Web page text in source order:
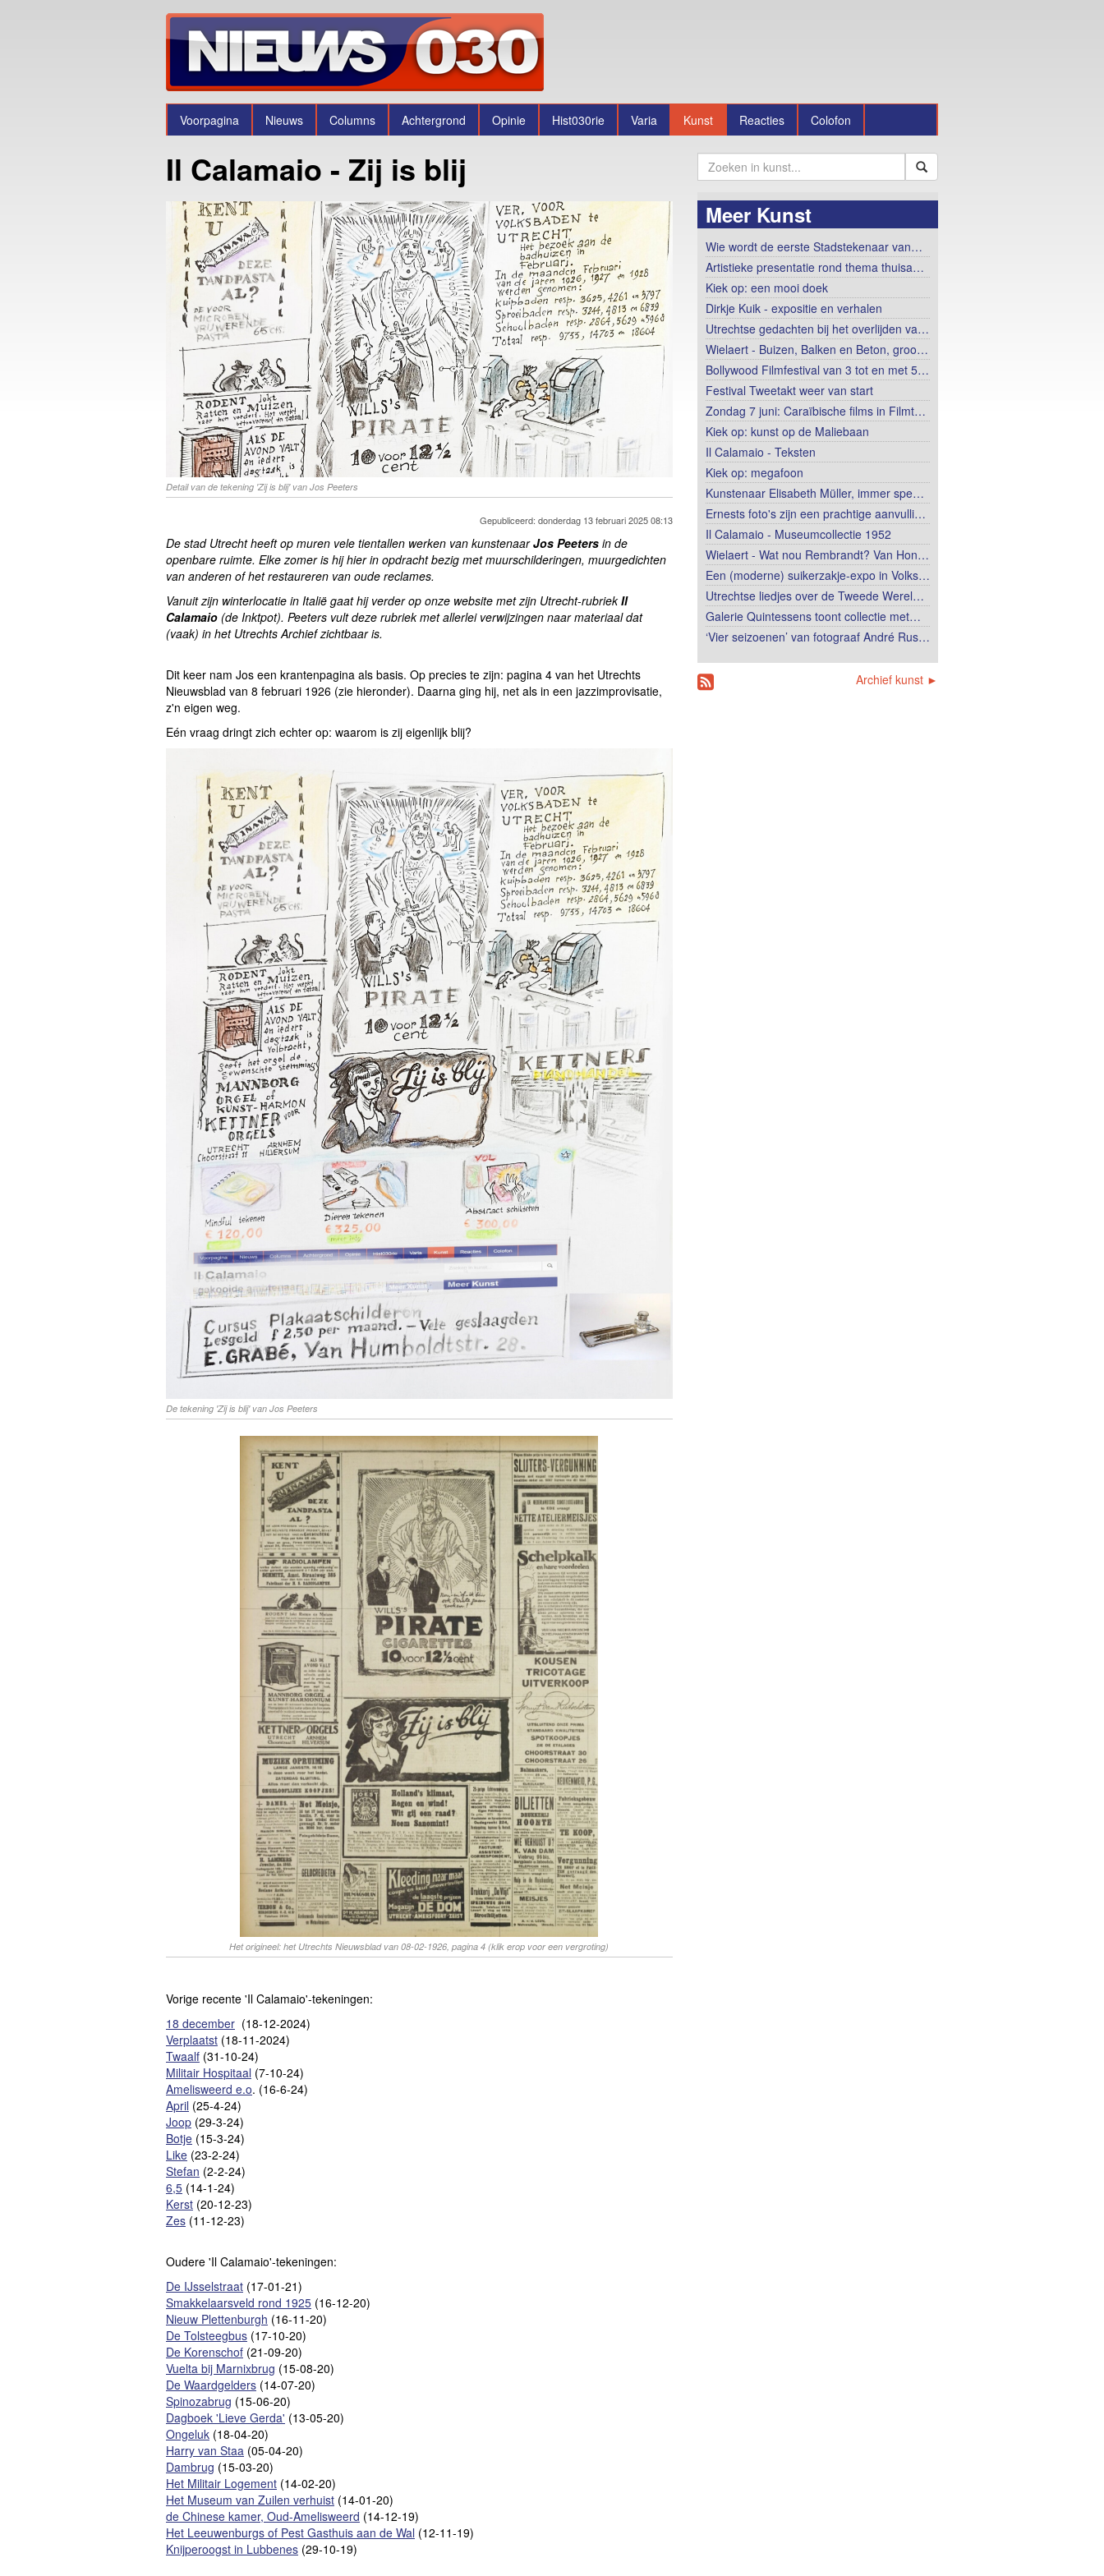
Voorpagina Nieuws Columns Achtergrond Opinie Hist030rie Varia Kunst Reacties Colofon
Il Calamaio - Zij is blij
Detail van de tekening 'Zij is blij' van Jos Peeters
Gepubliceerd: donderdag 13 februari 2025 08:13
De stad Utrecht heeft op muren vele tientallen werken van kunstenaarJos Peeters in de
openbare ruimte. Elke zomer is hij hier in opdracht bezig met muurschilderingen, muurgedichten
van anderen of het restaureren van oude reclames.
Vanuit zijn winterlocatie in Italië gaat hij verder op onze website met zijn Utrecht-rubriekIl
Calamaio (de Inktpot). Peeters vult deze rubriek met allerlei verwijzingen naar materiaal dat
(vaak) in het Utrechts Archief zichtbaar is.
Dit keer nam Jos een krantenpagina als basis. Op precies te zijn: pagina 4 van het Utrechts
Nieuwsblad van 8 februari 1926 (zie hieronder). Daarna ging hij, net als in een jazzimprovisatie,
z'n eigen weg.
Eén vraag dringt zich echter op: waarom is zij eigenlijk blij?
De tekening 'Zij is blij' van Jos Peeters
Het origineel: het Utrechts Nieuwsblad van 08-02-1926, pagina 4 (klik erop voor een vergroting)
Vorige recente 'Il Calamaio'-tekeningen:
18 december (18-12-2024)
Verplaatst (18-11-2024)
Twaalf (31-10-24)
Militair Hospitaal (7-10-24)
Amelisweerd e.o. (16-6-24)
April (25-4-24)
Joop (29-3-24)
Botje (15-3-24)
Like (23-2-24)
Stefan (2-2-24)
6,5 (14-1-24)
Kerst (20-12-23)
Zes (11-12-23)
Oudere 'Il Calamaio'-tekeningen:
De IJsselstraat (17-01-21)
Smakkelaarsveld rond 1925 (16-12-20)
Nieuw Plettenburgh (16-11-20)
De Tolsteegbus (17-10-20)
De Korenschof (21-09-20)
Vuelta bij Marnixbrug (15-08-20)
De Waardgelders (14-07-20)
Spinozabrug (15-06-20)
Dagboek 'Lieve Gerda' (13-05-20)
Ongeluk (18-04-20)
Harry van Staa (05-04-20)
Dambrug (15-03-20)
Het Militair Logement (14-02-20)
Het Museum van Zuilen verhuist (14-01-20)
de Chinese kamer, Oud-Amelisweerd (14-12-19)
Het Leeuwenburgs of Pest Gasthuis aan de Wal (12-11-19)
Knijperoogst in Lubbenes (29-10-19)
Meer Kunst
Wie wordt de eerste Stadstekenaar van…
Artistieke presentatie rond thema thuisa…
Kiek op: een mooi doek
Dirkje Kuik - expositie en verhalen
Utrechtse gedachten bij het overlijden va…
Wielaert - Buizen, Balken en Beton, groo…
Bollywood Filmfestival van 3 tot en met 5…
Festival Tweetakt weer van start
Zondag 7 juni: Caraïbische films in Filmt…
Kiek op: kunst op de Maliebaan
Il Calamaio - Teksten
Kiek op: megafoon
Kunstenaar Elisabeth Müller, immer spe…
Ernests foto's zijn een prachtige aanvulli…
Il Calamaio - Museumcollectie 1952
Wielaert - Wat nou Rembrandt? Van Hon…
Een (moderne) suikerzakje-expo in Volks…
Utrechtse liedjes over de Tweede Werel…
Galerie Quintessens toont collectie met…
‘Vier seizoenen’ van fotograaf André Rus…
Archief kunst ►